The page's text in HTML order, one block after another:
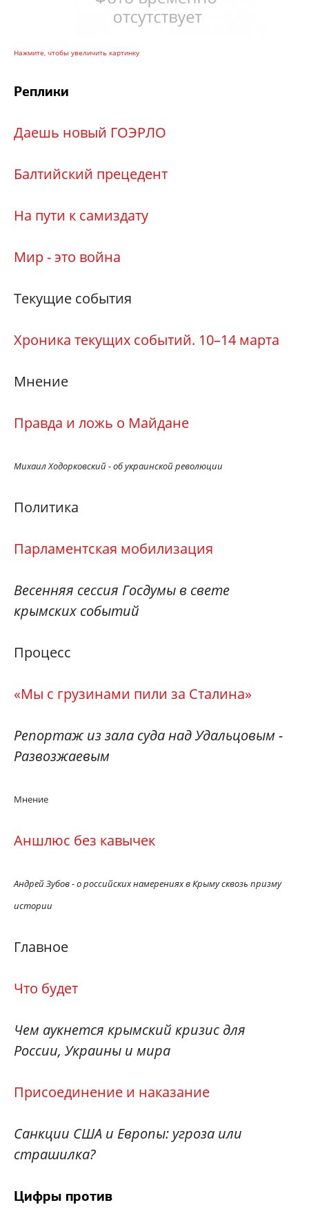
Нажмите, чтобы увеличить картинку
Реплики
Даешь новый ГОЭРЛО
Балтийский прецедент
На пути к самиздату
Мир - это война
Текущие события
Хроника текущих событий. 10–14 марта
Мнение
Правда и ложь о Майдане
Михаил Ходорковский - об украинской революции
Политика
Парламентская мобилизация
Весенняя сессия Госдумы в свете
крымских событий
Процесс
«Мы с грузинами пили за Сталина»
Репортаж из зала суда над Удальцовым -
Развозжаевым
Мнение
Аншлюс без кавычек
Андрей Зубов - о российских намерениях в Крыму сквозь призму
истории
Главное
Что будет
Чем аукнется крымский кризис для
России, Украины и мира
Присоединение и наказание
Санкции США и Европы: угроза или
страшилка?
Цифры против